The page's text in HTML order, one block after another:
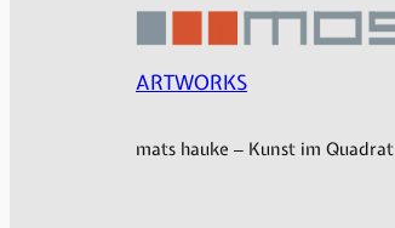
ARTWORKS
mats hauke – Kunst im Quadrat